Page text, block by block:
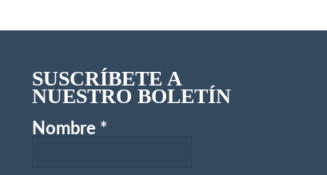
SUSCRÍBETE A
NUESTRO BOLETÍN
Nombre *